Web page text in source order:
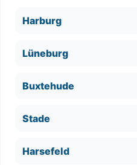
Harburg
Lüneburg
Buxtehude
Stade
Harsefeld